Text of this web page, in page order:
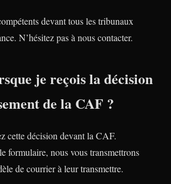
devant tous les tribunaux
N’hésitez pas à nous contacter.
je reçois la décision
de la CAF ?
cette décision devant la CAF.
formulaire, nous vous transmettrons
de courrier à leur transmettre.